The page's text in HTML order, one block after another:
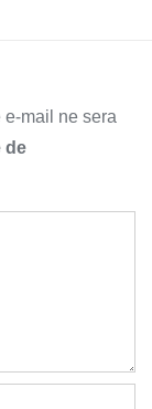
mail ne sera